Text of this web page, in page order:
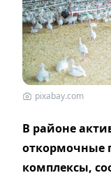
pixabay.com
В районе
откормочные
комплексы,